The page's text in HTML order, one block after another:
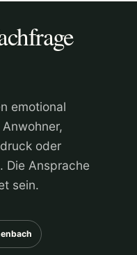
emotional
oder
Die Ansprache
sein.